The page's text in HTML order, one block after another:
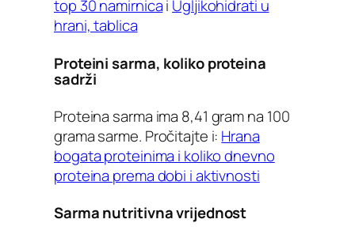
top 30 namirnicai Ugljikohidrati u
hrani, tablica
Proteini sarma, koliko proteina
sadrži
Proteina sarma ima 8,41 gram na 100
grama sarme. Pročitajte i: Hrana
bogata proteinima i koliko dnevno
proteina prema dobi i aktivnosti
Sarma nutritivna vrijednost